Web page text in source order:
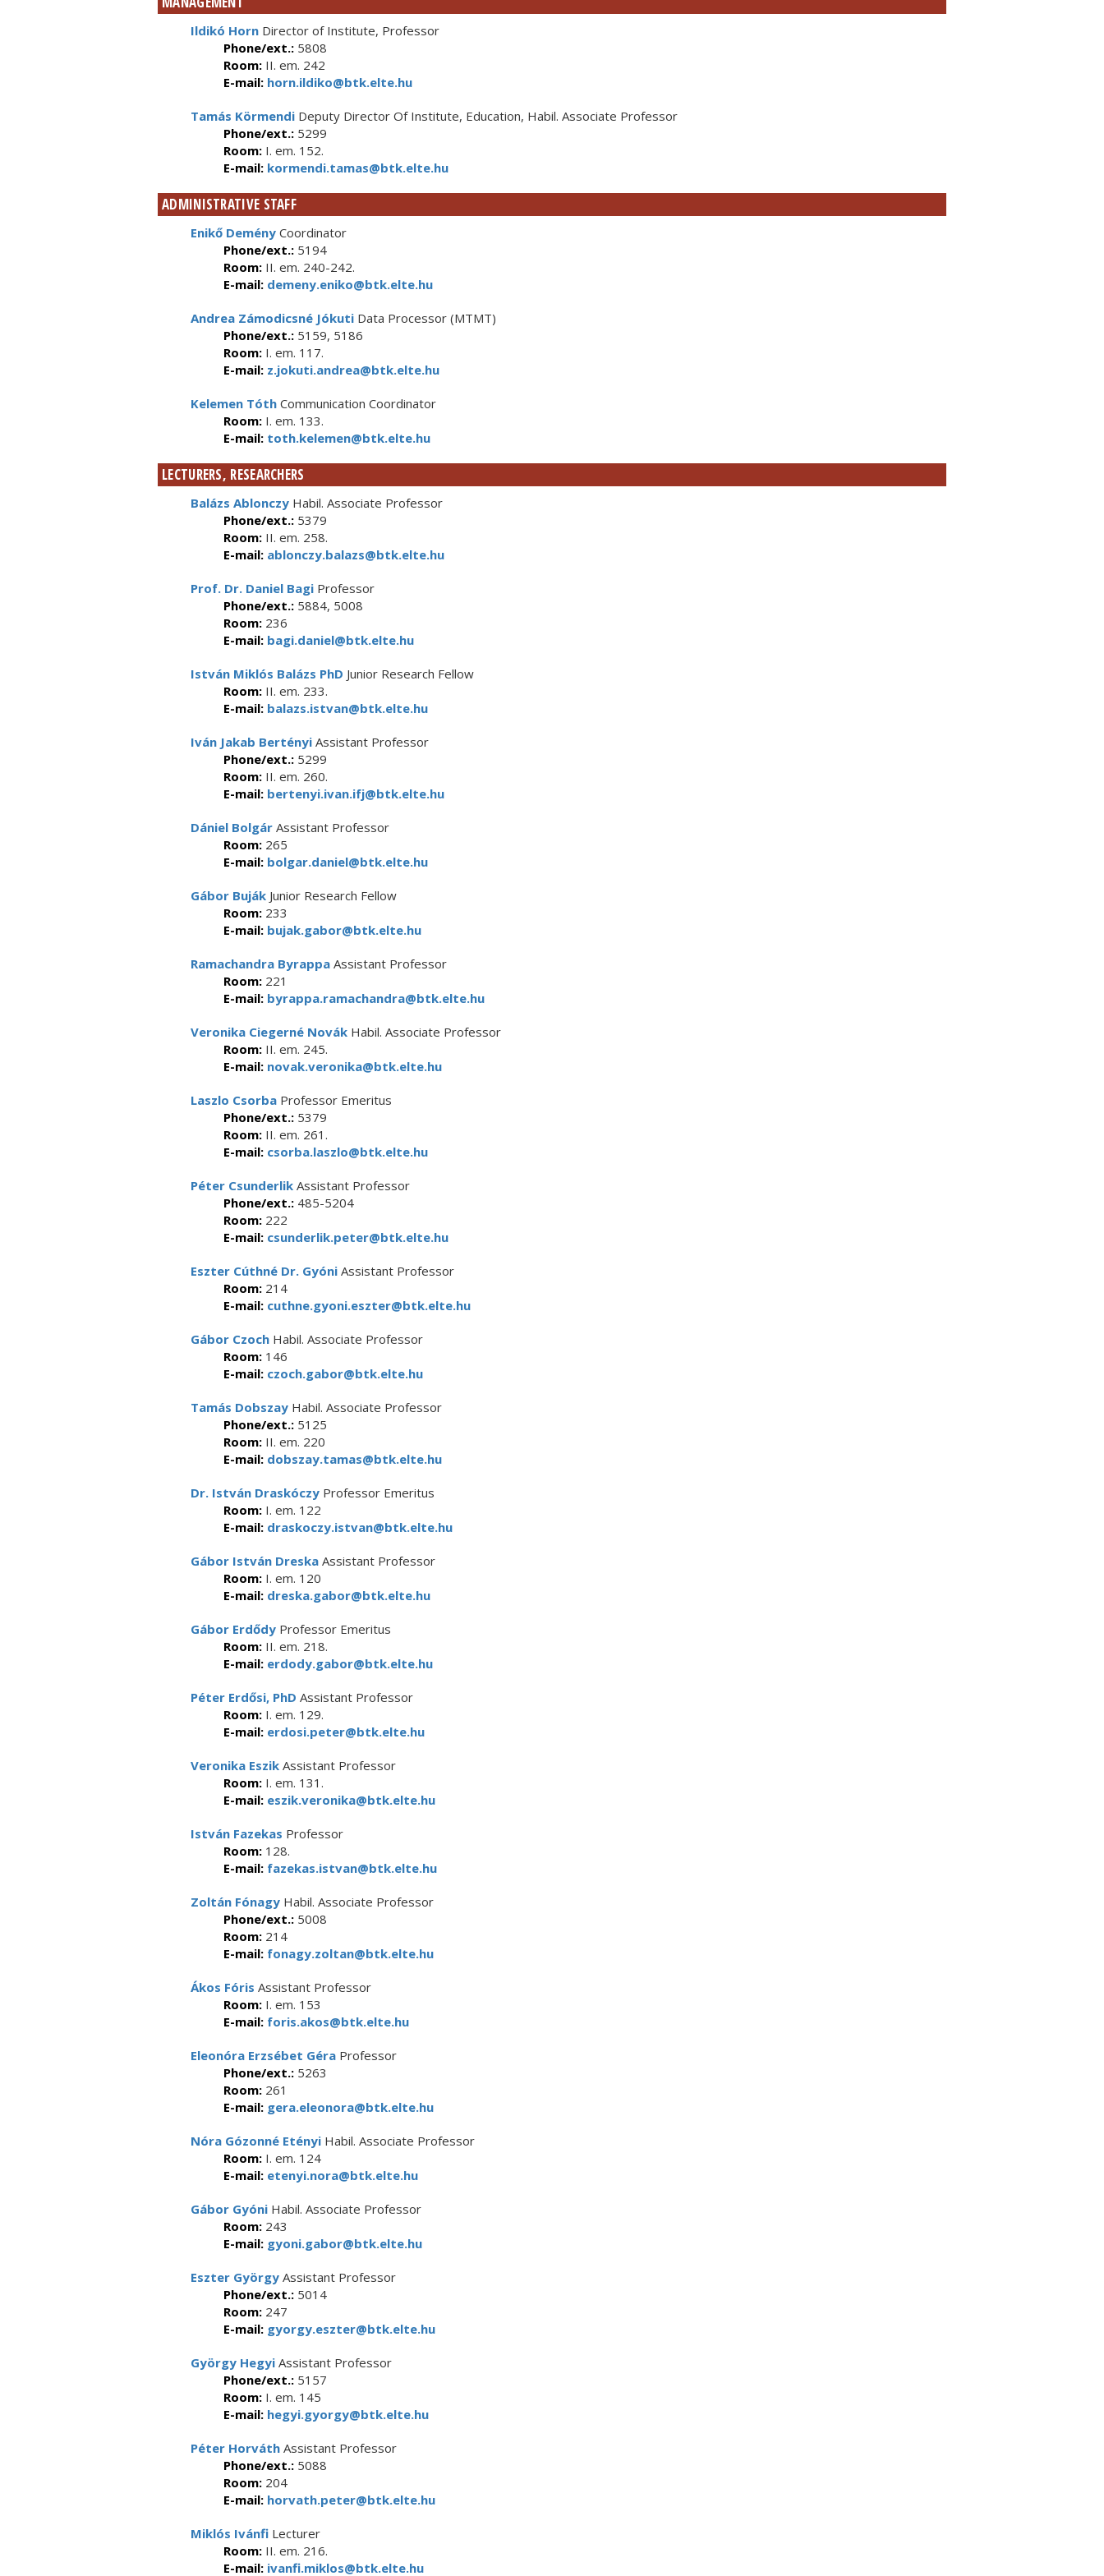
Ildikó Horn Director of Institute, Professor
Phone/ext.: 5808
Room: II. em. 242
E-mail: horn.ildiko@btk.elte.hu
Tamás Körmendi Deputy Director Of Institute, Education, Habil. Associate Professor
Phone/ext.: 5299
Room: I. em. 152.
E-mail: kormendi.tamas@btk.elte.hu
ADMINISTRATIVE STAFF
Enikő Demény Coordinator
Phone/ext.: 5194
Room: II. em. 240-242.
E-mail: demeny.eniko@btk.elte.hu
Andrea Zámodicsné Jókuti Data Processor (MTMT)
Phone/ext.: 5159, 5186
Room: I. em. 117.
E-mail: z.jokuti.andrea@btk.elte.hu
Kelemen Tóth Communication Coordinator
Room: I. em. 133.
E-mail: toth.kelemen@btk.elte.hu
LECTURERS, RESEARCHERS
Balázs Ablonczy Habil. Associate Professor
Phone/ext.: 5379
Room: II. em. 258.
E-mail: ablonczy.balazs@btk.elte.hu
Prof. Dr. Daniel Bagi Professor
Phone/ext.: 5884, 5008
Room: 236
E-mail: bagi.daniel@btk.elte.hu
István Miklós Balázs PhD Junior Research Fellow
Room: II. em. 233.
E-mail: balazs.istvan@btk.elte.hu
Iván Jakab Bertényi Assistant Professor
Phone/ext.: 5299
Room: II. em. 260.
E-mail: bertenyi.ivan.ifj@btk.elte.hu
Dániel Bolgár Assistant Professor
Room: 265
E-mail: bolgar.daniel@btk.elte.hu
Gábor Buják Junior Research Fellow
Room: 233
E-mail: bujak.gabor@btk.elte.hu
Ramachandra Byrappa Assistant Professor
Room: 221
E-mail: byrappa.ramachandra@btk.elte.hu
Veronika Ciegerné Novák Habil. Associate Professor
Room: II. em. 245.
E-mail: novak.veronika@btk.elte.hu
Laszlo Csorba Professor Emeritus
Phone/ext.: 5379
Room: II. em. 261.
E-mail: csorba.laszlo@btk.elte.hu
Péter Csunderlik Assistant Professor
Phone/ext.: 485-5204
Room: 222
E-mail: csunderlik.peter@btk.elte.hu
Eszter Cúthné Dr. Gyóni Assistant Professor
Room: 214
E-mail: cuthne.gyoni.eszter@btk.elte.hu
Gábor Czoch Habil. Associate Professor
Room: 146
E-mail: czoch.gabor@btk.elte.hu
Tamás Dobszay Habil. Associate Professor
Phone/ext.: 5125
Room: II. em. 220
E-mail: dobszay.tamas@btk.elte.hu
Dr. István Draskóczy Professor Emeritus
Room: I. em. 122
E-mail: draskoczy.istvan@btk.elte.hu
Gábor István Dreska Assistant Professor
Room: I. em. 120
E-mail: dreska.gabor@btk.elte.hu
Gábor Erdődy Professor Emeritus
Room: II. em. 218.
E-mail: erdody.gabor@btk.elte.hu
Péter Erdősi, PhD Assistant Professor
Room: I. em. 129.
E-mail: erdosi.peter@btk.elte.hu
Veronika Eszik Assistant Professor
Room: I. em. 131.
E-mail: eszik.veronika@btk.elte.hu
István Fazekas Professor
Room: 128.
E-mail: fazekas.istvan@btk.elte.hu
Zoltán Fónagy Habil. Associate Professor
Phone/ext.: 5008
Room: 214
E-mail: fonagy.zoltan@btk.elte.hu
Ákos Fóris Assistant Professor
Room: I. em. 153
E-mail: foris.akos@btk.elte.hu
Eleonóra Erzsébet Géra Professor
Phone/ext.: 5263
Room: 261
E-mail: gera.eleonora@btk.elte.hu
Nóra Gózonné Etényi Habil. Associate Professor
Room: I. em. 124
E-mail: etenyi.nora@btk.elte.hu
Gábor Gyóni Habil. Associate Professor
Room: 243
E-mail: gyoni.gabor@btk.elte.hu
Eszter György Assistant Professor
Phone/ext.: 5014
Room: 247
E-mail: gyorgy.eszter@btk.elte.hu
György Hegyi Assistant Professor
Phone/ext.: 5157
Room: I. em. 145
E-mail: hegyi.gyorgy@btk.elte.hu
Péter Horváth Assistant Professor
Phone/ext.: 5088
Room: 204
E-mail: horvath.peter@btk.elte.hu
Miklós Ivánfi Lecturer
Room: II. em. 216.
E-mail: ivanfi.miklos@btk.elte.hu